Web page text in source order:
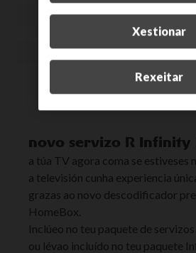
novo servizo R Infinity
a túa TV agora coma se estiveses
a televisión cunha experiencia
grazas ao novo descodificador
HomeBox.
Inclúeo no teu paquete de
ou lévao incluído no teu paquete
Xestionar
Rexeitar